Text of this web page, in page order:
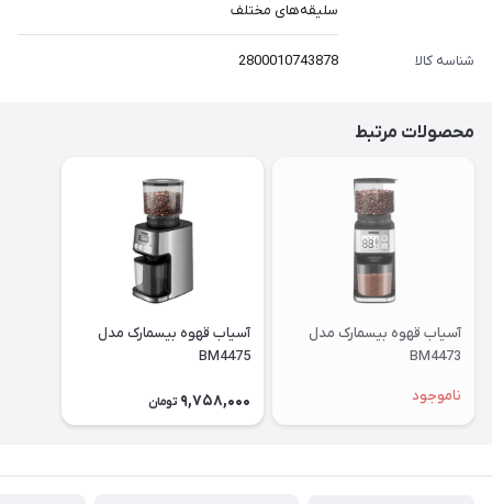
سلیقه‌های مختلف
شناسه کالا 2800010743878
محصولات مرتبط
آسیاب قهوه بیسمارک مدل
BM4473
ناموجود
آسیاب قهوه بیسمارک مدل
BM4475
9,758,000 تومان